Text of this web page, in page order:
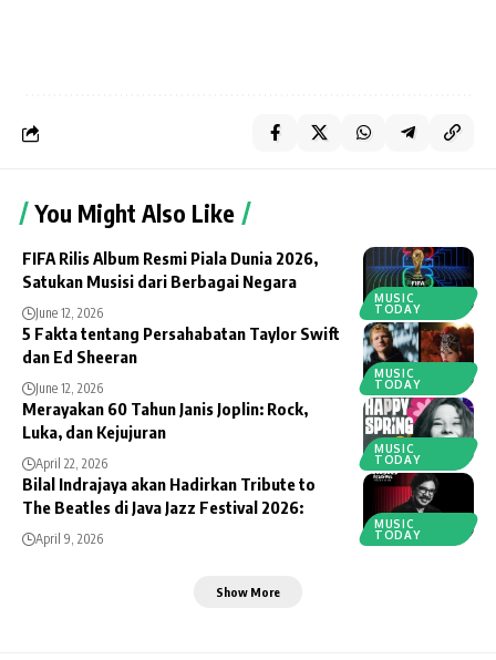
You Might Also Like
MUSIC
TODAY
FIFA Rilis Album Resmi Piala Dunia 2026,
Satukan Musisi dari Berbagai Negara
June 12, 2026
MUSIC
TODAY
5 Fakta tentang Persahabatan Taylor Swift
dan Ed Sheeran
June 12, 2026
MUSIC
TODAY
Merayakan 60 Tahun Janis Joplin: Rock,
Luka, dan Kejujuran
April 22, 2026
MUSIC
TODAY
Bilal Indrajaya akan Hadirkan Tribute to
The Beatles di Java Jazz Festival 2026:
April 9, 2026
Show More